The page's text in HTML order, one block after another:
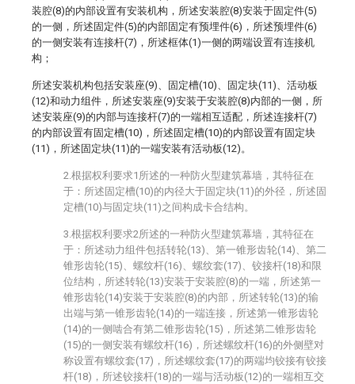
装腔(8)的内部设置有安装机构，所述安装腔(8)安装于固定件(5)
的一侧，所述固定件(5)的内部固定有预埋件(6)，所述预埋件(6)
的一侧安装有连接杆(7)，所述框体(1)一侧的两端设置有连接机
构；
所述安装机构包括安装座(9)、固定槽(10)、固定块(11)、活动板
(12)和动力组件，所述安装座(9)安装于安装腔(8)内部的一侧，所
述安装座(9)的内部与连接杆(7)的一端相互适配，所述连接杆(7)
的内部设置有固定槽(10)，所述固定槽(10)的内部设置有固定块
(11)，所述固定块(11)的一端安装有活动板(12)。
2.根据权利要求1所述的一种防火型建筑幕墙，其特征在
于：所述固定槽(10)的内径大于固定块(11)的外径，所述固
定槽(10)与固定块(11)之间构成卡合结构。
3.根据权利要求2所述的一种防火型建筑幕墙，其特征在
于：所述动力组件包括转轮(13)、第一锥形齿轮(14)、第二
锥形齿轮(15)、螺纹杆(16)、螺纹套(17)、铰接杆(18)和限
位结构，所述转轮(13)安装于安装腔(8)的一端，所述第一
锥形齿轮(14)安装于安装腔(8)的内部，所述转轮(13)的输
出端与第一锥形齿轮(14)的一端连接，所述第一锥形齿轮
(14)的一侧啮合有第二锥形齿轮(15)，所述第二锥形齿轮
(15)的一侧安装有螺纹杆(16)，所述螺纹杆(16)的外侧壁对
称设置有螺纹套(17)，所述螺纹套(17)的两端均铰接有铰接
杆(18)，所述铰接杆(18)的一端与活动板(12)的一端相互交